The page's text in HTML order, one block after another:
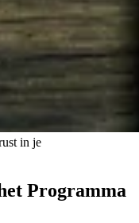
in je
Programma